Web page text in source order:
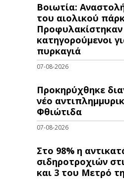
Βοιωτία:
του αιολικού
Προφυλακίστηκαν
κατηγορούμενοι
πυρκαγιά
07-08-2026
Προκηρύχθηκε
νέo
Φθιώτιδα
07-08-2026
Στο 98% η
σιδηροτροχιών
και 3 του Μετρό